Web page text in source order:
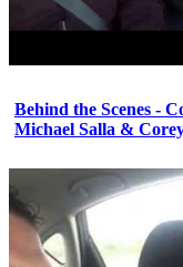
Behind the Scenes -
Michael Salla &